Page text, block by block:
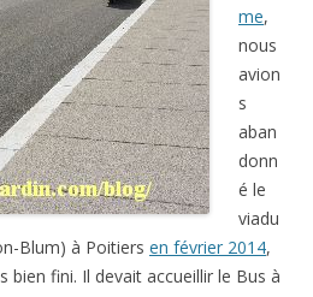
me,
nous
avion
s
aban
donn
é le
viadu
Blum) à Poitiers en février 2014,
bien fini. Il devait accueillir le Bus à